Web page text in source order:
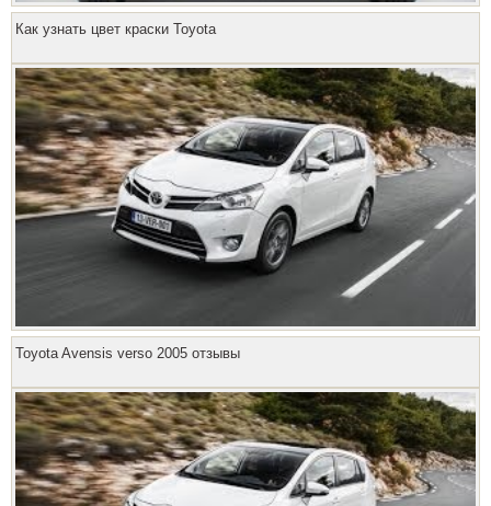
Как узнать цвет краски Toyota
Toyota Avensis verso 2005 отзывы